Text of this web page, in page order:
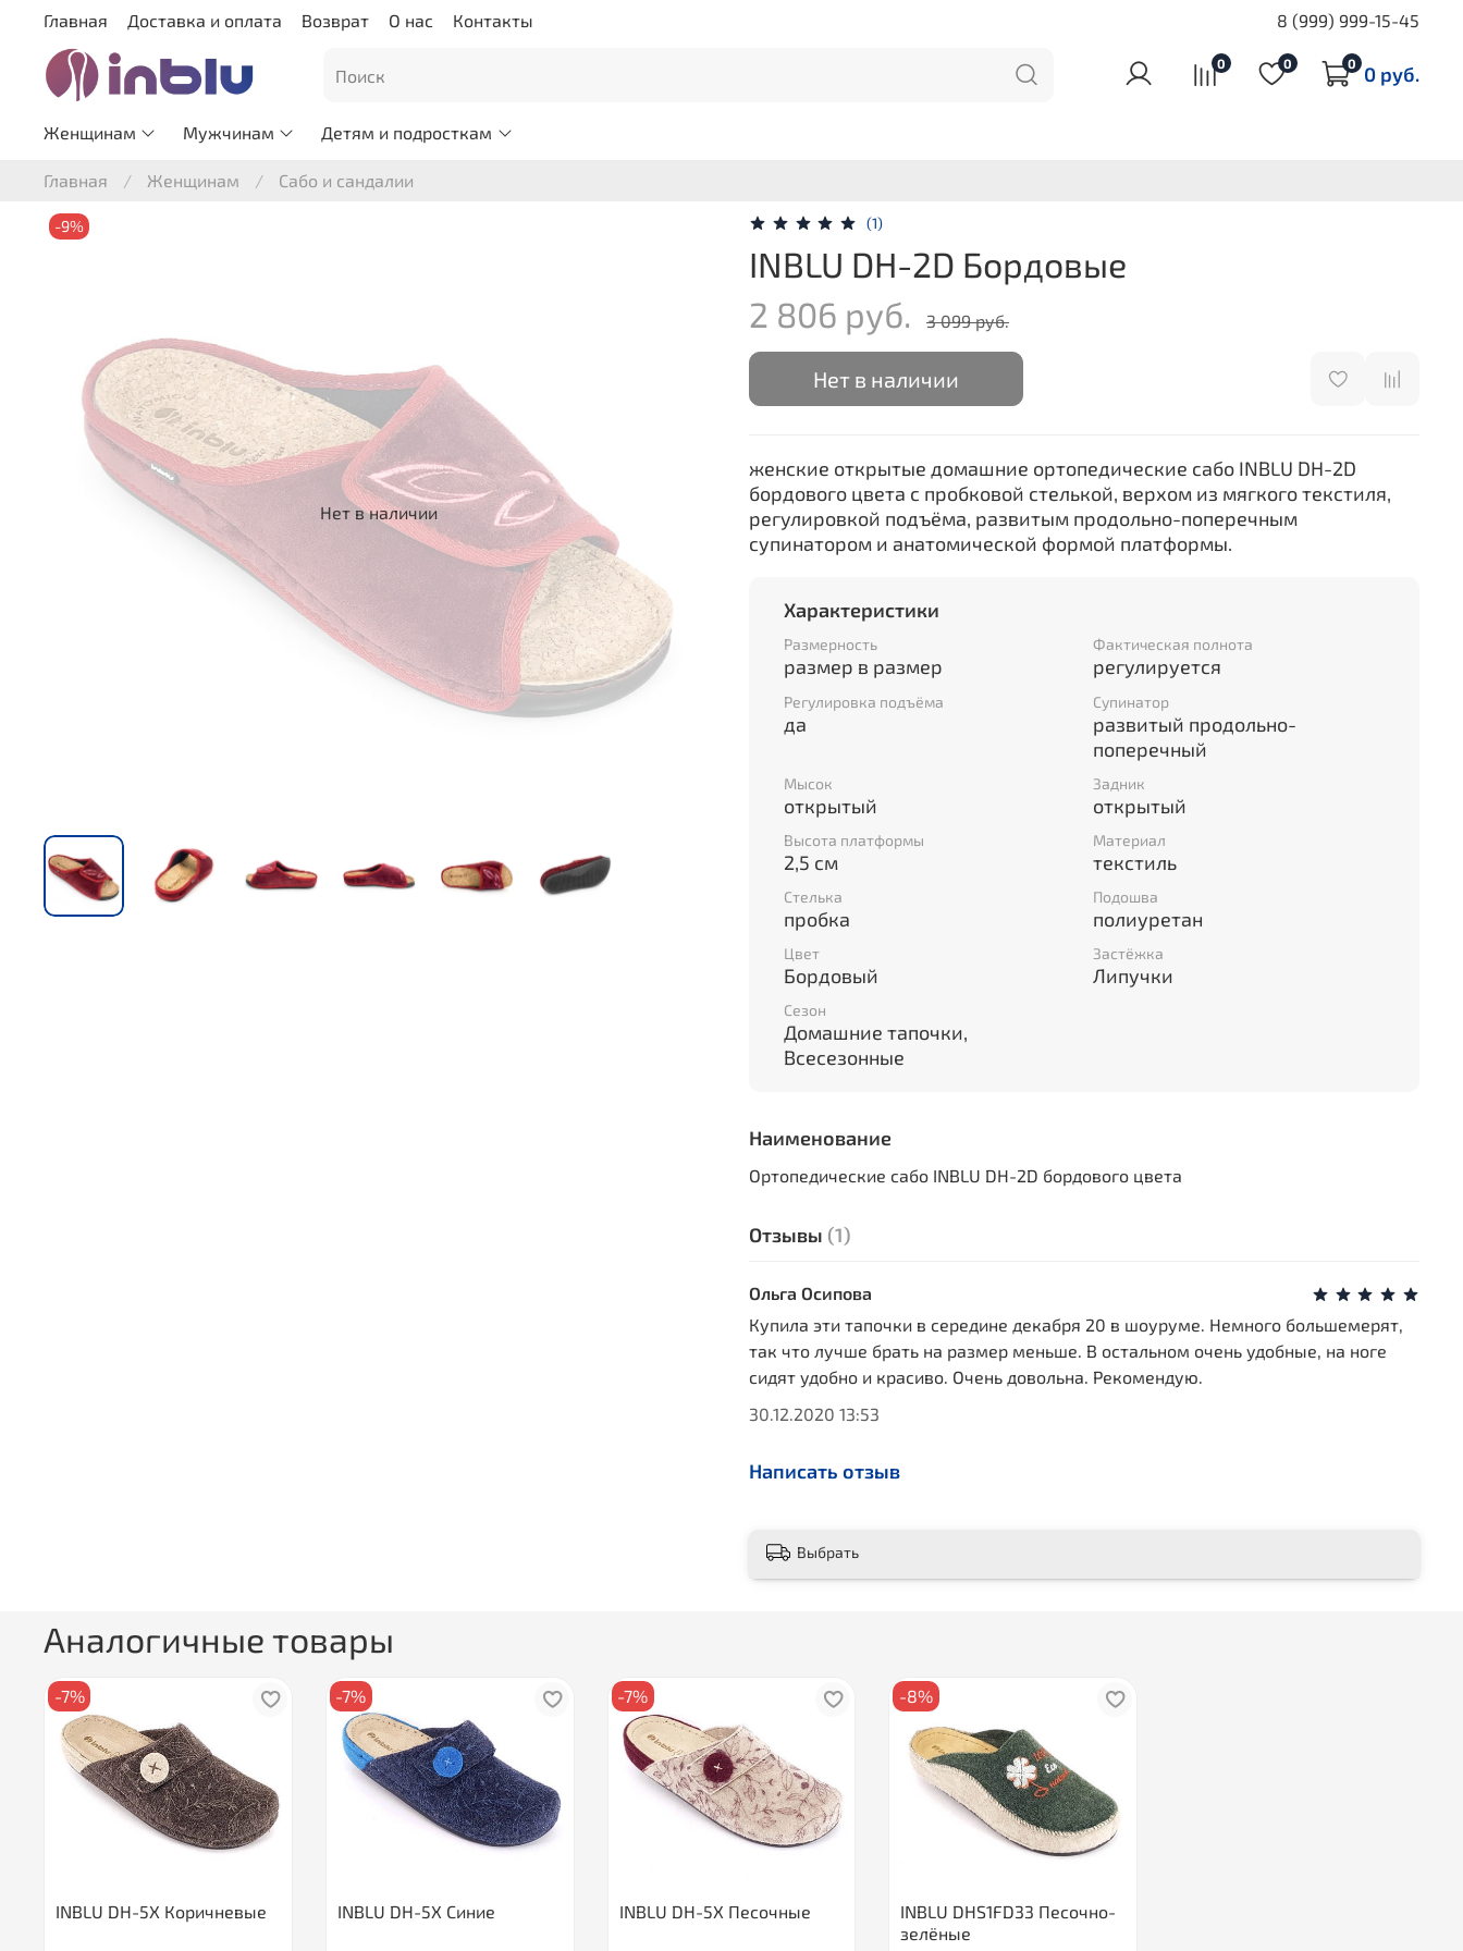
Главная Доставка и оплата Возврат О нас Контакты 8 (999) 999-15-45
0 0 0 0 руб.
Женщинам Мужчинам Детям и подросткам
Главная Женщинам Сабо и сандалии
Нет в наличии
-9% (1)
INBLU DH-2D Бордовые
2 806 руб.
3 099 руб.
Нет в наличии
женские открытые домашние ортопедические сабо INBLU DH-2D
бордового цвета с пробковой стелькой, верхом из мягкого текстиля,
регулировкой подъёма, развитым продольно-поперечным
супинатором и анатомической формой платформы.
Характеристики
Размерность
размер в размер
Фактическая полнота
регулируется
Регулировка подъёма
да
Супинатор
развитый продольно-
поперечный
Мысок
открытый
Задник
открытый
Высота платформы
2,5 см
Материал
текстиль
Стелька
пробка
Подошва
полиуретан
Цвет
Бордовый
Застёжка
Липучки
Сезон
Домашние тапочки,
Всесезонные
Наименование
Ортопедические сабо INBLU DH-2D бордового цвета
Отзывы (1)
Ольга Осипова
Купила эти тапочки в середине декабря 20 в шоуруме. Немного большемерят,
так что лучше брать на размер меньше. В остальном очень удобные, на ноге
сидят удобно и красиво. Очень довольна. Рекомендую.
30.12.2020 13:53
Написать отзыв
Выбрать
Аналогичные товары
-7%
INBLU DH-5X Коричневые
-7%
INBLU DH-5X Синие
-7%
INBLU DH-5X Песочные
-8%
INBLU DHS1FD33 Песочно-
зелёные